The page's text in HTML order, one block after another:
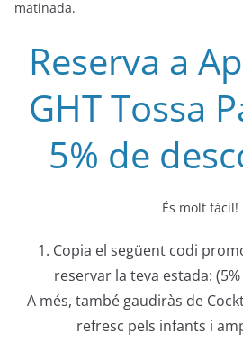
matinada.
Reserva a
GHT Tossa
5% de
És molt fàcil!
1. Copia el següent codi
reservar la teva estada:
A més, també gaudiràs de
refresc pels infants i